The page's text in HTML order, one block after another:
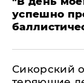
успешно
Сикорский